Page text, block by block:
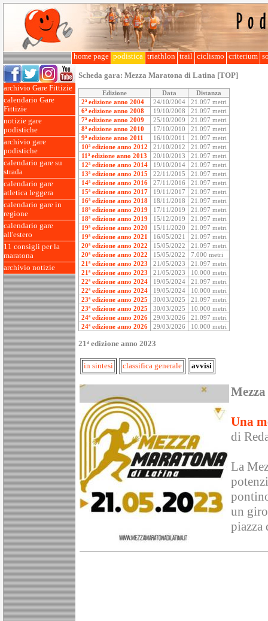
home page podistica triathlon trail ciclismo criterium
archivio Gare Fittizie
calendario Gare
Fittizie
notizie gare
podistiche
archivio gare
podistiche
calendario gare su
strada
calendario gare
atletica leggera
calendario gare in
regione
calendario gare
all'estero
11 consigli per la
maratona
archivio notizie
Scheda gara: Mezza Maratona di Latina [TOP]
Edizione Data
Distanza
2ª edizione anno 2004
24/10/2004
21.097 metri
6ª edizione anno 2008
19/10/2008
21.097 metri
7ª edizione anno 2009
25/10/2009
21.097 metri
8ª edizione anno 2010
17/10/2010
21.097 metri
9ª edizione anno 2011
16/10/2011
21.097 metri
10ª edizione anno 2012
21/10/2012
21.097 metri
11ª edizione anno 2013
20/10/2013
21.097 metri
12ª edizione anno 2014
19/10/2014
21.097 metri
13ª edizione anno 2015
22/11/2015
21.097 metri
14ª edizione anno 2016
27/11/2016
21.097 metri
15ª edizione anno 2017
19/11/2017
21.097 metri
16ª edizione anno 2018
18/11/2018
21.097 metri
18ª edizione anno 2019
17/11/2019
21.097 metri
18ª edizione anno 2019
15/12/2019
21.097 metri
19ª edizione anno 2020
15/11/2020
21.097 metri
19ª edizione anno 2021
16/05/2021
21.097 metri
20ª edizione anno 2022
15/05/2022
21.097 metri
20ª edizione anno 2022
15/05/2022
7.000 metri
21ª edizione anno 2023
21/05/2023
21.097 metri
21ª edizione anno 2023
21/05/2023
10.000 metri
22ª edizione anno 2024
19/05/2024
21.097 metri
22ª edizione anno 2024
19/05/2024
10.000 metri
23ª edizione anno 2025
30/03/2025
21.097 metri
23ª edizione anno 2025
30/03/2025
10.000 metri
24ª edizione anno 2026
29/03/2026
21.097 metri
24ª edizione anno 2026
29/03/2026 10.000 metri
21ª edizione anno 2023
in sintesi classifica generale avvisi
Una
di
La
un
piazza